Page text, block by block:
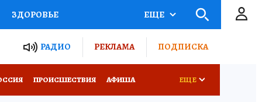
ЗДОРОВЬЕ
РОССИИ
ЕЩЕ
РАДИО РЕКЛАМА ПОДПИСКА
ПРОИСШЕСТВИЯ АФИША ЕЩЕ